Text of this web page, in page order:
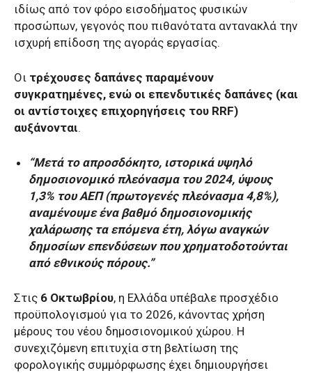
ιδίως από τον φόρο εισοδήματος φυσικών
προσώπων, γεγονός που πιθανότατα αντανακλά την
ισχυρή επίδοση της αγοράς εργασίας.
Οι τρέχουσες δαπάνες παραμένουν
συγκρατημένες, ενώ οι επενδυτικές δαπάνες (και
οι αντίστοιχες επιχορηγήσεις του RRF)
αυξάνονται.
“Μετά το απροσδόκητο, ιστορικά υψηλό
δημοσιονομικό πλεόνασμα του 2024, ύψους
1,3% του ΑΕΠ (πρωτογενές πλεόνασμα 4,8%),
αναμένουμε ένα βαθμό δημοσιονομικής
χαλάρωσης τα επόμενα έτη, λόγω αναγκών
δημοσίων επενδύσεων που χρηματοδοτούνται
από εθνικούς πόρους.”
Στις 6 Οκτωβρίου, η Ελλάδα υπέβαλε προσχέδιο
προϋπολογισμού για το 2026, κάνοντας χρήση
μέρους του νέου δημοσιονομικού χώρου. Η
συνεχιζόμενη επιτυχία στη βελτίωση της
φορολογικής συμμόρφωσης έχει δημιουργήσει